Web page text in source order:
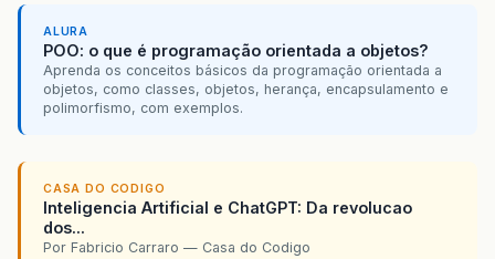
ALURA
POO: o que é programação orientada a objetos?
Aprenda os conceitos básicos da programação orientada a
objetos, como classes, objetos, herança, encapsulamento e
polimorfismo, com exemplos.
CASA DO CODIGO
Inteligencia Artificial e ChatGPT: Da revolucao
dos...
Por Fabricio Carraro — Casa do Codigo